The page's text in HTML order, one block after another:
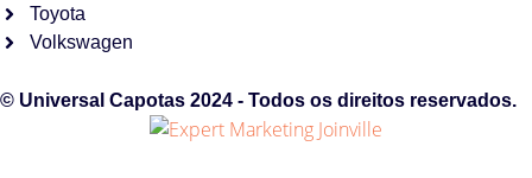
Toyota
Volkswagen
© Universal Capotas 2024 - Todos os direitos reservados.